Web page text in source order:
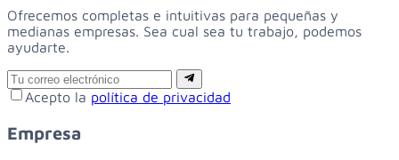
Ofrecemos completas e intuitivas para pequeñas y
medianas empresas. Sea cual sea tu trabajo, podemos
ayudarte.
Email
Suscribirse
Acepto la política de privacidad
Empresa